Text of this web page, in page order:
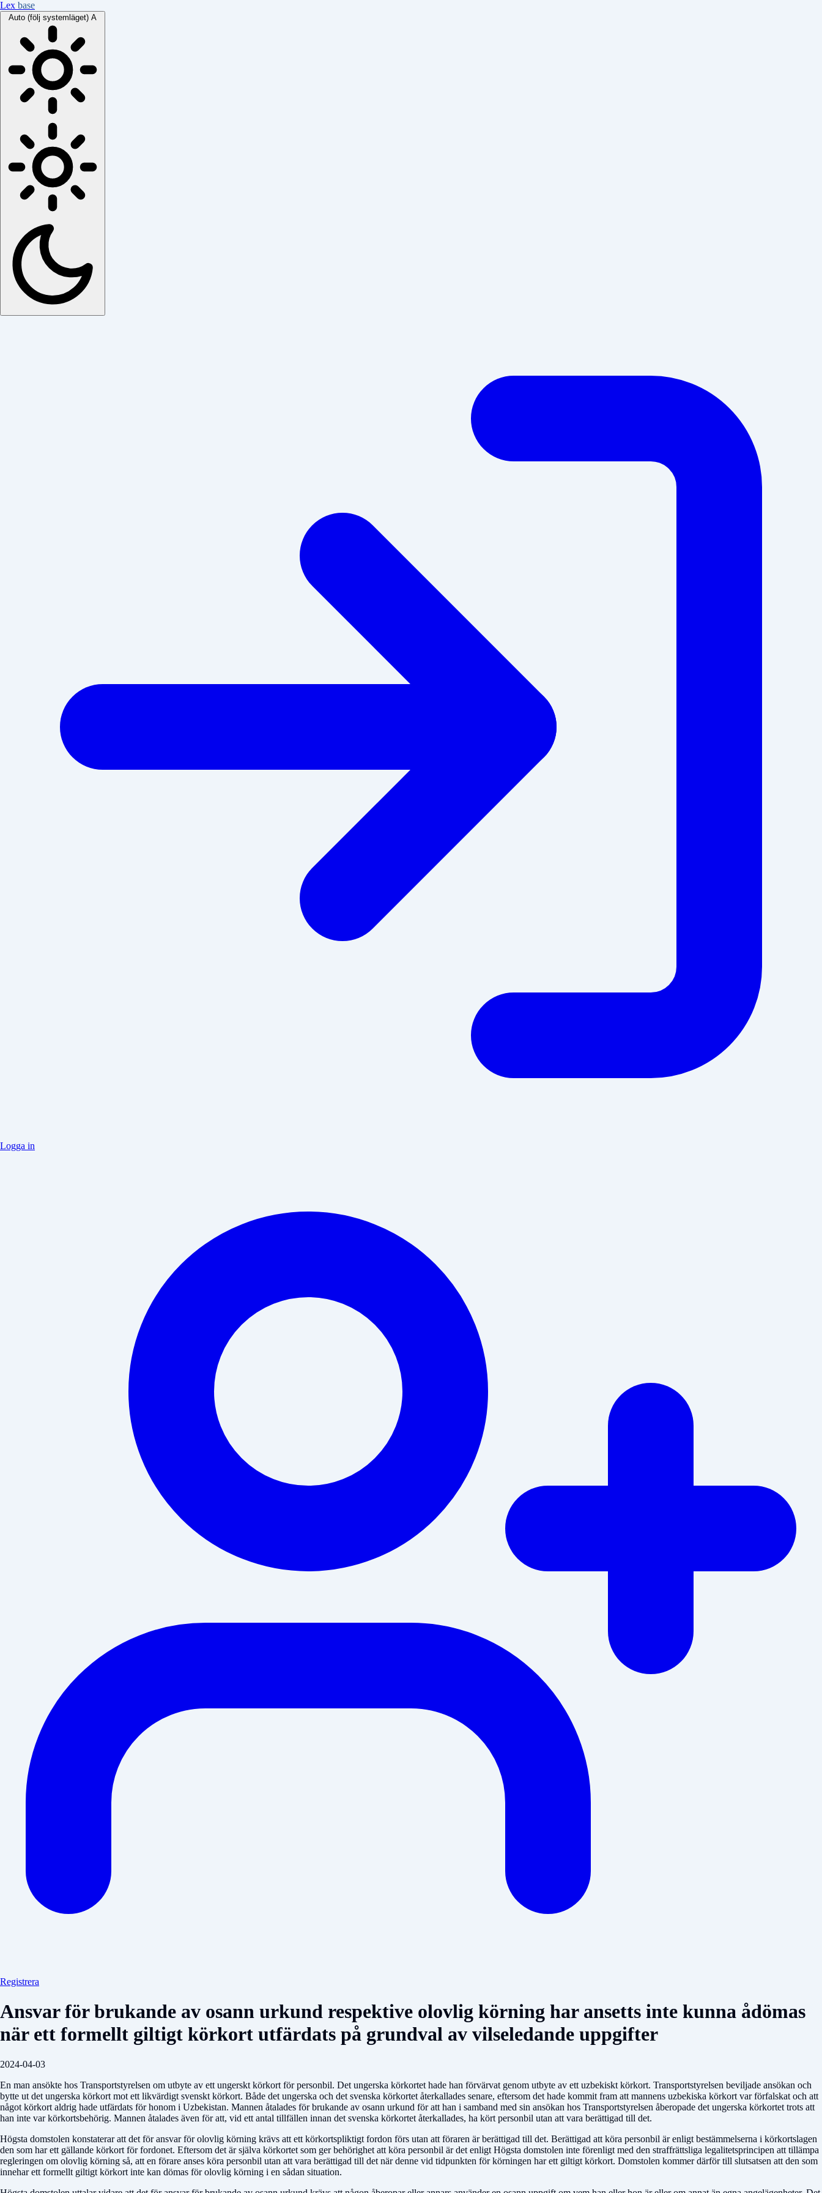
Lex base
Auto (följ systemläget) A
Logga in
Registrera
Ansvar för brukande av osann urkund respektive olovlig körning har ansetts inte kunna ådömas
när ett formellt giltigt körkort utfärdats på grundval av vilseledande uppgifter
2024-04-03
En man ansökte hos Transportstyrelsen om utbyte av ett ungerskt körkort för personbil. Det ungerska körkortet hade han förvärvat genom utbyte av ett uzbekiskt körkort. Transportstyrelsen beviljade ansökan och
bytte ut det ungerska körkort mot ett likvärdigt svenskt körkort. Både det ungerska och det svenska körkortet återkallades senare, eftersom det hade kommit fram att mannens uzbekiska körkort var förfalskat och att
något körkort aldrig hade utfärdats för honom i Uzbekistan. Mannen åtalades för brukande av osann urkund för att han i samband med sin ansökan hos Transportstyrelsen åberopade det ungerska körkortet trots att
han inte var körkortsbehörig. Mannen åtalades även för att, vid ett antal tillfällen innan det svenska körkortet återkallades, ha kört personbil utan att vara berättigad till det.
Högsta domstolen konstaterar att det för ansvar för olovlig körning krävs att ett körkortspliktigt fordon förs utan att föraren är berättigad till det. Berättigad att köra personbil är enligt bestämmelserna i körkortslagen
den som har ett gällande körkort för fordonet. Eftersom det är själva körkortet som ger behörighet att köra personbil är det enligt Högsta domstolen inte förenligt med den straffrättsliga legalitetsprincipen att tillämpa
regleringen om olovlig körning så, att en förare anses köra personbil utan att vara berättigad till det när denne vid tidpunkten för körningen har ett giltigt körkort. Domstolen kommer därför till slutsatsen att den som
innehar ett formellt giltigt körkort inte kan dömas för olovlig körning i en sådan situation.